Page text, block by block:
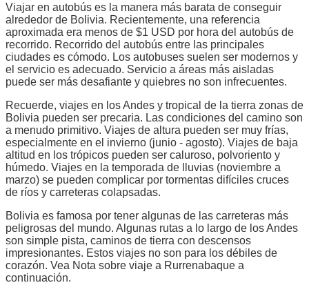
Viajar en autobús es la manera más barata de conseguir
alrededor de Bolivia. Recientemente, una referencia
aproximada era menos de $1 USD por hora del autobús de
recorrido. Recorrido del autobús entre las principales
ciudades es cómodo. Los autobuses suelen ser modernos y
el servicio es adecuado. Servicio a áreas más aisladas
puede ser más desafiante y quiebres no son infrecuentes.
Recuerde, viajes en los Andes y tropical de la tierra zonas de
Bolivia pueden ser precaria. Las condiciones del camino son
a menudo primitivo. Viajes de altura pueden ser muy frías,
especialmente en el invierno (junio - agosto). Viajes de baja
altitud en los trópicos pueden ser caluroso, polvoriento y
húmedo. Viajes en la temporada de lluvias (noviembre a
marzo) se pueden complicar por tormentas difíciles cruces
de ríos y carreteras colapsadas.
Bolivia es famosa por tener algunas de las carreteras más
peligrosas del mundo. Algunas rutas a lo largo de los Andes
son simple pista, caminos de tierra con descensos
impresionantes. Estos viajes no son para los débiles de
corazón. Vea Nota sobre viaje a Rurrenabaque a
continuación.